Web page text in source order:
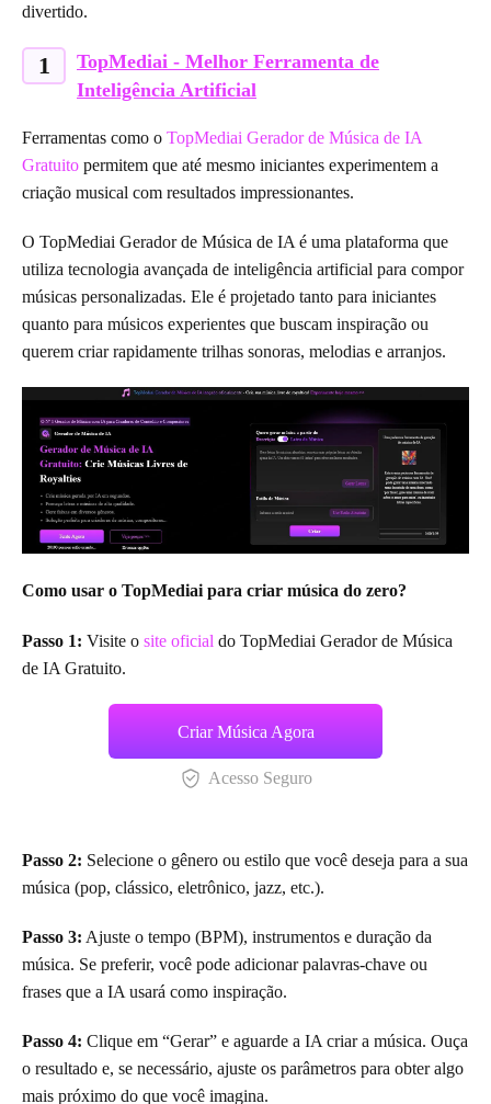
divertido.
1
TopMediai - Melhor Ferramenta de
Inteligência Artificial
Ferramentas como o TopMediai Gerador de Música de IA
Gratuito permitem que até mesmo iniciantes experimentem a
criação musical com resultados impressionantes.
O TopMediai Gerador de Música de IA é uma plataforma que
utiliza tecnologia avançada de inteligência artificial para compor
músicas personalizadas. Ele é projetado tanto para iniciantes
quanto para músicos experientes que buscam inspiração ou
querem criar rapidamente trilhas sonoras, melodias e arranjos.
Como usar o TopMediai para criar música do zero?
Passo 1: Visite o site oficial do TopMediai Gerador de Música
de IA Gratuito.
Criar Música Agora
Acesso Seguro
Passo 2: Selecione o gênero ou estilo que você deseja para a sua
música (pop, clássico, eletrônico, jazz, etc.).
Passo 3: Ajuste o tempo (BPM), instrumentos e duração da
música. Se preferir, você pode adicionar palavras-chave ou
frases que a IA usará como inspiração.
Passo 4: Clique em “Gerar” e aguarde a IA criar a música. Ouça
o resultado e, se necessário, ajuste os parâmetros para obter algo
mais próximo do que você imagina.